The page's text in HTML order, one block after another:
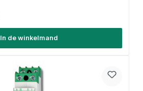
In de winkelmand